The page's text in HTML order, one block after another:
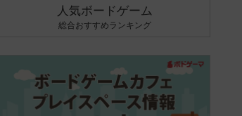
人気ボードゲーム
総合おすすめランキング